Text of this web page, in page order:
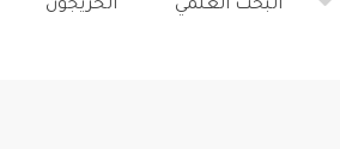
البحث العلمي الخريجون